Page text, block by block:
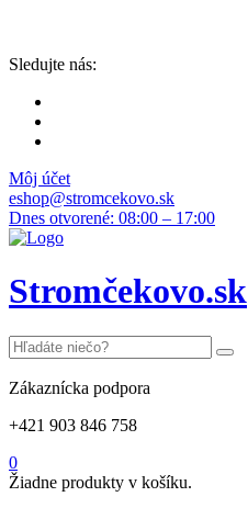
Sledujte nás:
Môj účet
eshop@stromcekovo.sk
Dnes otvorené: 08:00 – 17:00
Stromčekovo.sk
Zákaznícka podpora
+421 903 846 758
0
Žiadne produkty v košíku.